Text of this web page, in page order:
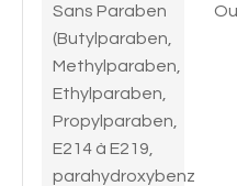
Sans Paraben
(Butylparaben,
Methylparaben,
Ethylparaben,
Propylparaben,
E214 à E219,
parahydroxybenz